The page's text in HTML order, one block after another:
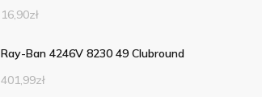
16,90zł
Ray-Ban 4246V 8230 49 Clubround
401,99zł